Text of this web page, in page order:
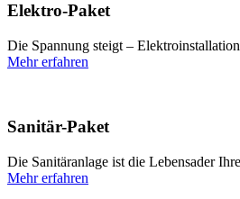
Elektro-Paket
Die Spannung steigt –
Mehr erfahren
Sanitär-Paket
Die Sanitäranlage ist die Lebensader
Mehr erfahren